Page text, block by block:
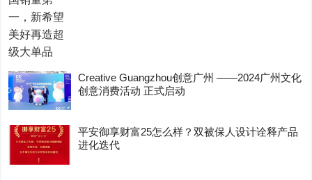
Creative Guangzhou创意广州 ——2024广州文化
创意消费活动 正式启动
平安御享财富25怎么样？双被保人设计诠释产品
进化迭代